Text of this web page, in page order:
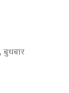
बुधबार